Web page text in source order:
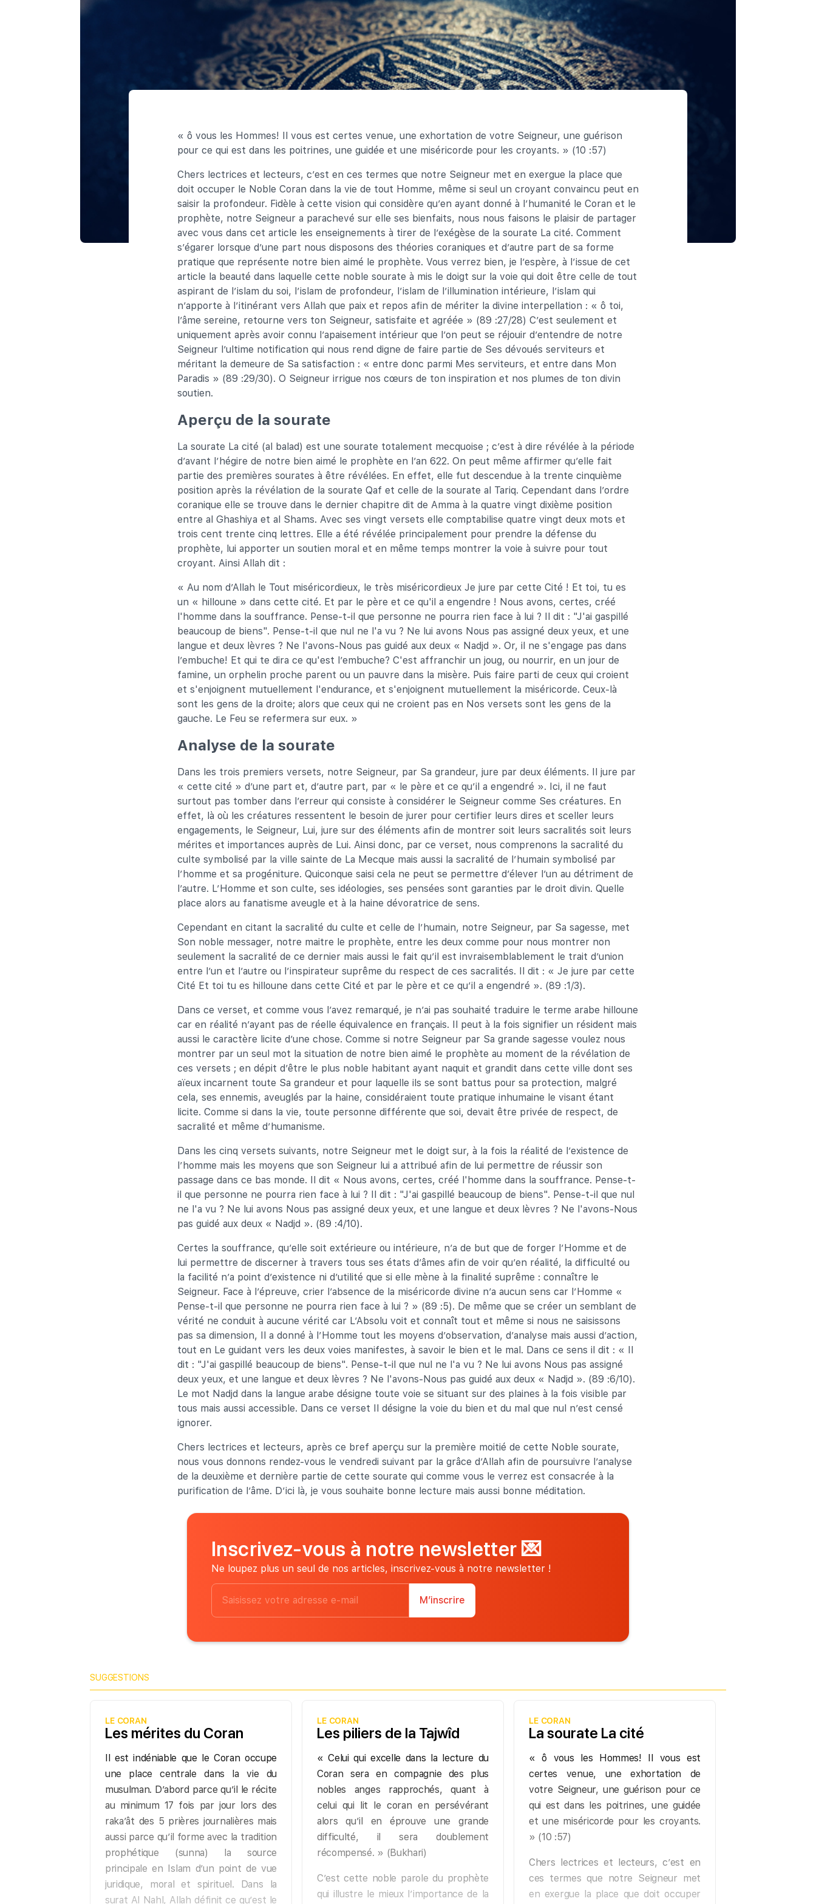
« ô vous les Hommes! Il vous est certes venue, une exhortation de votre Seigneur, une guérison
pour ce qui est dans les poitrines, une guidée et une miséricorde pour les croyants. » (10 :57)
Chers lectrices et lecteurs, c’est en ces termes que notre Seigneur met en exergue la place que
doit occuper le Noble Coran dans la vie de tout Homme, même si seul un croyant convaincu peut en
saisir la profondeur. Fidèle à cette vision qui considère qu’en ayant donné à l’humanité le Coran et le
prophète, notre Seigneur a parachevé sur elle ses bienfaits, nous nous faisons le plaisir de partager
avec vous dans cet article les enseignements à tirer de l’exégèse de la sourate La cité. Comment
s’égarer lorsque d’une part nous disposons des théories coraniques et d’autre part de sa forme
pratique que représente notre bien aimé le prophète. Vous verrez bien, je l’espère, à l’issue de cet
article la beauté dans laquelle cette noble sourate à mis le doigt sur la voie qui doit être celle de tout
aspirant de l’islam du soi, l’islam de profondeur, l’islam de l’illumination intérieure, l’islam qui
n’apporte à l’itinérant vers Allah que paix et repos afin de mériter la divine interpellation : « ô toi,
l’âme sereine, retourne vers ton Seigneur, satisfaite et agréée » (89 :27/28) C’est seulement et
uniquement après avoir connu l’apaisement intérieur que l’on peut se réjouir d’entendre de notre
Seigneur l’ultime notification qui nous rend digne de faire partie de Ses dévoués serviteurs et
méritant la demeure de Sa satisfaction : « entre donc parmi Mes serviteurs, et entre dans Mon
Paradis » (89 :29/30). O Seigneur irrigue nos cœurs de ton inspiration et nos plumes de ton divin
soutien.
Aperçu de la sourate
La sourate La cité (al balad) est une sourate totalement mecquoise ; c’est à dire révélée à la période
d’avant l’hégire de notre bien aimé le prophète en l’an 622. On peut même affirmer qu’elle fait
partie des premières sourates à être révélées. En effet, elle fut descendue à la trente cinquième
position après la révélation de la sourate Qaf et celle de la sourate al Tariq. Cependant dans l’ordre
coranique elle se trouve dans le dernier chapitre dit de Amma à la quatre vingt dixième position
entre al Ghashiya et al Shams. Avec ses vingt versets elle comptabilise quatre vingt deux mots et
trois cent trente cinq lettres. Elle a été révélée principalement pour prendre la défense du
prophète, lui apporter un soutien moral et en même temps montrer la voie à suivre pour tout
croyant. Ainsi Allah dit :
« Au nom d’Allah le Tout miséricordieux, le très miséricordieux Je jure par cette Cité ! Et toi, tu es
un « hilloune » dans cette cité. Et par le père et ce qu'il a engendre ! Nous avons, certes, créé
l'homme dans la souffrance. Pense-t-il que personne ne pourra rien face à lui ? Il dit : "J'ai gaspillé
beaucoup de biens". Pense-t-il que nul ne l'a vu ? Ne lui avons Nous pas assigné deux yeux, et une
langue et deux lèvres ? Ne l'avons-Nous pas guidé aux deux « Nadjd ». Or, il ne s'engage pas dans
l’embuche! Et qui te dira ce qu'est l’embuche? C'est affranchir un joug, ou nourrir, en un jour de
famine, un orphelin proche parent ou un pauvre dans la misère. Puis faire parti de ceux qui croient
et s'enjoignent mutuellement l'endurance, et s'enjoignent mutuellement la miséricorde. Ceux-là
sont les gens de la droite; alors que ceux qui ne croient pas en Nos versets sont les gens de la
gauche. Le Feu se refermera sur eux. »
Analyse de la sourate
Dans les trois premiers versets, notre Seigneur, par Sa grandeur, jure par deux éléments. Il jure par
« cette cité » d’une part et, d’autre part, par « le père et ce qu’il a engendré ». Ici, il ne faut
surtout pas tomber dans l’erreur qui consiste à considérer le Seigneur comme Ses créatures. En
effet, là où les créatures ressentent le besoin de jurer pour certifier leurs dires et sceller leurs
engagements, le Seigneur, Lui, jure sur des éléments afin de montrer soit leurs sacralités soit leurs
mérites et importances auprès de Lui. Ainsi donc, par ce verset, nous comprenons la sacralité du
culte symbolisé par la ville sainte de La Mecque mais aussi la sacralité de l’humain symbolisé par
l’homme et sa progéniture. Quiconque saisi cela ne peut se permettre d’élever l’un au détriment de
l’autre. L’Homme et son culte, ses idéologies, ses pensées sont garanties par le droit divin. Quelle
place alors au fanatisme aveugle et à la haine dévoratrice de sens.
Cependant en citant la sacralité du culte et celle de l’humain, notre Seigneur, par Sa sagesse, met
Son noble messager, notre maitre le prophète, entre les deux comme pour nous montrer non
seulement la sacralité de ce dernier mais aussi le fait qu’il est invraisemblablement le trait d’union
entre l’un et l’autre ou l’inspirateur suprême du respect de ces sacralités. Il dit : « Je jure par cette
Cité Et toi tu es hilloune dans cette Cité et par le père et ce qu’il a engendré ». (89 :1/3).
Dans ce verset, et comme vous l’avez remarqué, je n’ai pas souhaité traduire le terme arabe hilloune
car en réalité n’ayant pas de réelle équivalence en français. Il peut à la fois signifier un résident mais
aussi le caractère licite d’une chose. Comme si notre Seigneur par Sa grande sagesse voulez nous
montrer par un seul mot la situation de notre bien aimé le prophète au moment de la révélation de
ces versets ; en dépit d’être le plus noble habitant ayant naquit et grandit dans cette ville dont ses
aïeux incarnent toute Sa grandeur et pour laquelle ils se sont battus pour sa protection, malgré
cela, ses ennemis, aveuglés par la haine, considéraient toute pratique inhumaine le visant étant
licite. Comme si dans la vie, toute personne différente que soi, devait être privée de respect, de
sacralité et même d’humanisme.
Dans les cinq versets suivants, notre Seigneur met le doigt sur, à la fois la réalité de l’existence de
l’homme mais les moyens que son Seigneur lui a attribué afin de lui permettre de réussir son
passage dans ce bas monde. Il dit « Nous avons, certes, créé l'homme dans la souffrance. Pense-t-
il que personne ne pourra rien face à lui ? Il dit : "J'ai gaspillé beaucoup de biens". Pense-t-il que nul
ne l'a vu ? Ne lui avons Nous pas assigné deux yeux, et une langue et deux lèvres ? Ne l'avons-Nous
pas guidé aux deux « Nadjd ». (89 :4/10).
Certes la souffrance, qu’elle soit extérieure ou intérieure, n’a de but que de forger l’Homme et de
lui permettre de discerner à travers tous ses états d’âmes afin de voir qu’en réalité, la difficulté ou
la facilité n’a point d’existence ni d’utilité que si elle mène à la finalité suprême : connaître le
Seigneur. Face à l’épreuve, crier l’absence de la miséricorde divine n’a aucun sens car l’Homme «
Pense-t-il que personne ne pourra rien face à lui ? » (89 :5). De même que se créer un semblant de
vérité ne conduit à aucune vérité car L’Absolu voit et connaît tout et même si nous ne saisissons
pas sa dimension, Il a donné à l’Homme tout les moyens d’observation, d’analyse mais aussi d’action,
tout en Le guidant vers les deux voies manifestes, à savoir le bien et le mal. Dans ce sens il dit : « Il
dit : "J'ai gaspillé beaucoup de biens". Pense-t-il que nul ne l'a vu ? Ne lui avons Nous pas assigné
deux yeux, et une langue et deux lèvres ? Ne l'avons-Nous pas guidé aux deux « Nadjd ». (89 :6/10).
Le mot Nadjd dans la langue arabe désigne toute voie se situant sur des plaines à la fois visible par
tous mais aussi accessible. Dans ce verset Il désigne la voie du bien et du mal que nul n’est censé
ignorer.
Chers lectrices et lecteurs, après ce bref aperçu sur la première moitié de cette Noble sourate,
nous vous donnons rendez-vous le vendredi suivant par la grâce d’Allah afin de poursuivre l’analyse
de la deuxième et dernière partie de cette sourate qui comme vous le verrez est consacrée à la
purification de l’âme. D’ici là, je vous souhaite bonne lecture mais aussi bonne méditation.
Inscrivez-vous à notre newsletter 💌
Ne loupez plus un seul de nos articles, inscrivez-vous à notre newsletter !
M’inscrire
SUGGESTIONS
LE CORAN
Les mérites du Coran
Il est indéniable que le Coran occupe
une place centrale dans la vie du
musulman. D’abord parce qu’il le récite
au minimum 17 fois par jour lors des
raka’ât des 5 prières journalières mais
aussi parce qu’il forme avec la tradition
prophétique (sunna) la source
principale en Islam d’un point de vue
juridique, moral et spirituel. Dans la
surat Al Nahl, Allah définit ce qu’est le
LE CORAN
Les piliers de la Tajwîd
« Celui qui excelle dans la lecture du
Coran sera en compagnie des plus
nobles anges rapprochés, quant à
celui qui lit le coran en persévérant
alors qu’il en éprouve une grande
difficulté, il sera doublement
récompensé. » (Bukhari)
C’est cette noble parole du prophète
qui illustre le mieux l’importance de la
LE CORAN
La sourate La cité
« ô vous les Hommes! Il vous est
certes venue, une exhortation de
votre Seigneur, une guérison pour ce
qui est dans les poitrines, une guidée
et une miséricorde pour les croyants.
» (10 :57)
Chers lectrices et lecteurs, c’est en
ces termes que notre Seigneur met
en exergue la place que doit occuper